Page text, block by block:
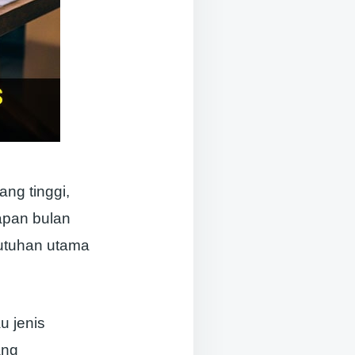
tinggi,
bulan
utama
jenis